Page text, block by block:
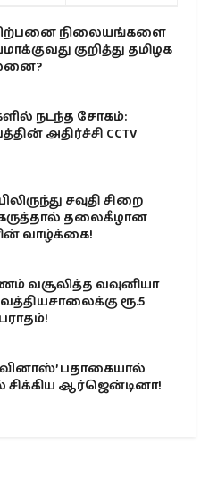
நிலையங்களை
குறித்து தமிழக
நடந்த சோகம்:
அதிர்ச்சி CCTV
சவுதி சிறை
தலைகீழான
வாழ்க்கை!
வசூலித்த வவுனியா
ரூ.5
பதாகையால்
சிக்கிய ஆர்ஜென்டினா!